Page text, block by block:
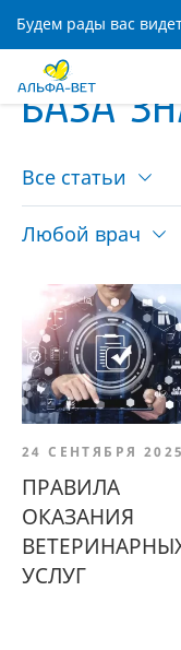
БАЗА
Все статьи
Любой врач
24 СЕНТЯБРЯ 2025
ПРАВИЛА
ОКАЗАНИЯ
УСЛУГ